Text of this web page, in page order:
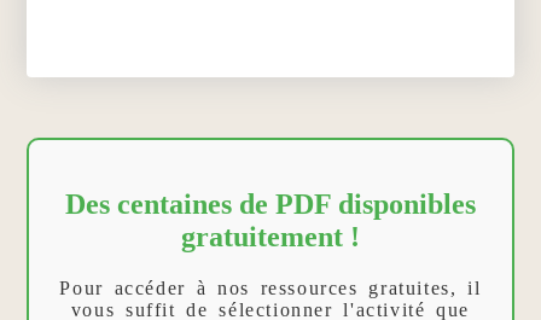
Des centaines de PDF disponibles
gratuitement !
Pour accéder à nos ressources gratuites, il
vous suffit de sélectionner l'activité que